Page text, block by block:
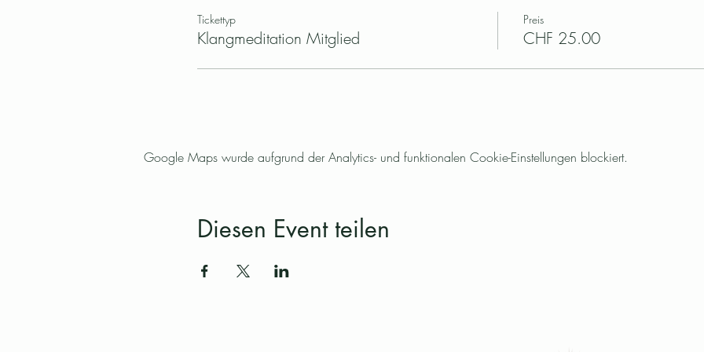
Tickettyp
Klangmeditation Mitglied
Preis
CHF 25.00
Google Maps wurde aufgrund der Analytics- und funktionalen Cookie-Einstellungen blockiert.
Diesen Event teilen